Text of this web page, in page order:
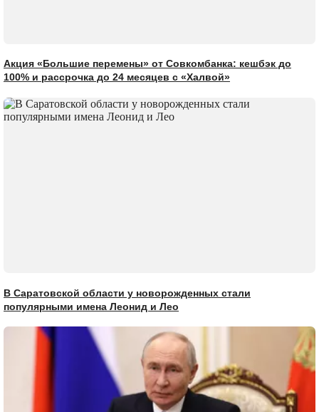
Акция «Большие перемены» от Совкомбанка: кешбэк до
100% и рассрочка до 24 месяцев с «Халвой»
В Саратовской области у новорожденных стали
популярными имена Леонид и Лео